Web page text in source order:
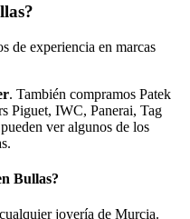
de experiencia en marcas
. También compramos Patek
Piguet, IWC, Panerai, Tag
ver algunos de los
Bullas?
joyería de Murcia.